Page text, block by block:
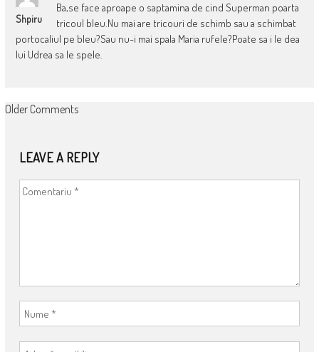
Shpiru
Ba,se face aproape o saptamina de cind Superman poarta
tricoul bleu.Nu mai are tricouri de schimb sau a schimbat
portocaliul pe bleu?Sau nu-i mai spala Maria rufele?Poate sa i le dea
lui Udrea sa le spele.
COMMENT
Older Comments
LEAVE A REPLY